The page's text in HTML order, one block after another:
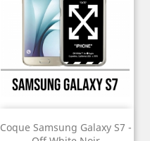
Coque Samsung Galaxy S7 -